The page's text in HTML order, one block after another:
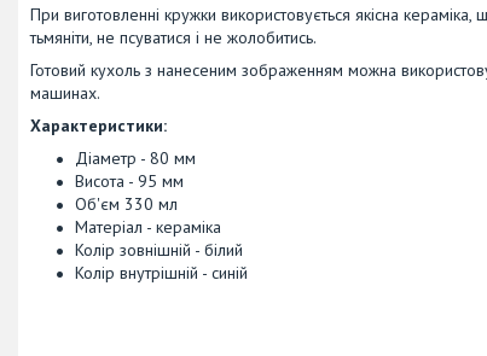
При виготовленні кружки використовується якісна
тьмяніти, не псуватися і не жолобитись.
Готовий кухоль з нанесеним зображенням можна
машинах.
Характеристики:
Діаметр - 80 мм
Висота - 95 мм
Об'єм 330 мл
Матеріал - кераміка
Колір зовнішній - білий
Колір внутрішній - синій